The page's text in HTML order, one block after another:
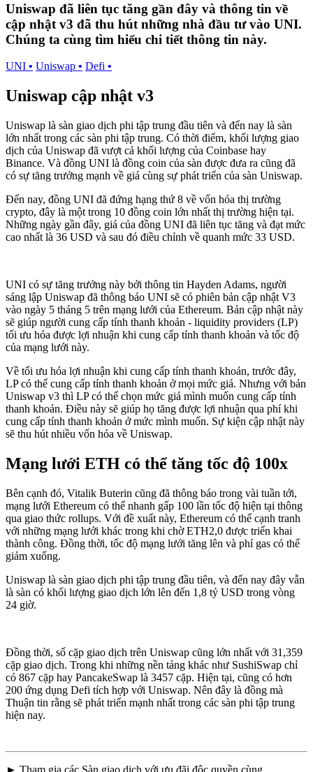
Uniswap đã liên tục tăng gần đây và thông tin về
cập nhật v3 đã thu hút những nhà đầu tư vào UNI.
Chúng ta cùng tìm hiểu chi tiết thông tin này.
UNI • Uniswap • Defi •
Uniswap cập nhật v3
Uniswap là sàn giao dịch phi tập trung đầu tiên và đến nay là sàn
lớn nhất trong các sàn phi tập trung. Có thời điểm, khối lượng giao
dịch của Uniswap đã vượt cả khối lượng của Coinbase hay
Binance. Và đồng UNI là đồng coin của sàn được đưa ra cũng đã
có sự tăng trưởng mạnh về giá cùng sự phát triển của sàn Uniswap.
Đến nay, đồng UNI đã đứng hạng thứ 8 về vốn hóa thị trường
crypto, đây là một trong 10 đồng coin lớn nhất thị trường hiện tại.
Những ngày gần đây, giá của đồng UNI đã liên tục tăng và đạt mức
cao nhất là 36 USD và sau đó điều chỉnh về quanh mức 33 USD.
UNI có sự tăng trưởng này bởi thông tin Hayden Adams, người
sáng lập Uniswap đã thông báo UNI sẽ có phiên bản cập nhật V3
vào ngày 5 tháng 5 trên mạng lưới của Ethereum. Bản cập nhật này
sẽ giúp người cung cấp tính thanh khoản - liquidity providers (LP)
tối ưu hóa được lợi nhuận khi cung cấp tính thanh khoản và tốc độ
của mạng lưới này.
Về tối ưu hóa lợi nhuận khi cung cấp tính thanh khoản, trước đây,
LP có thể cung cấp tính thanh khoản ở mọi mức giá. Nhưng với bản
Uniswap v3 thì LP có thể chọn mức giá mình muốn cung cấp tính
thanh khoản. Điều này sẽ giúp họ tăng được lợi nhuận qua phí khi
cung cấp tính thanh khoản ở mức mình muốn. Sự kiện cập nhật này
sẽ thu hút nhiều vốn hóa về Uniswap.
Mạng lưới ETH có thể tăng tốc độ 100x
Bên cạnh đó, Vitalik Buterin cũng đã thông báo trong vài tuần tới,
mạng lưới Ethereum có thể nhanh gấp 100 lần tốc độ hiện tại thông
qua giao thức rollups. Với đề xuất này, Ethereum có thể cạnh tranh
với những mạng lưới khác trong khi chờ ETH2,0 được triển khai
thành công. Đồng thời, tốc độ mạng lưới tăng lên và phí gas có thể
giảm xuống.
Uniswap là sàn giao dịch phi tập trung đầu tiên, và đến nay đây vẫn
là sàn có khối lượng giao dịch lớn lên đến 1,8 tỷ USD trong vòng
24 giờ.
Đồng thời, số cặp giao dịch trên Uniswap cũng lớn nhất với 31,359
cặp giao dịch. Trong khi những nền tảng khác như SushiSwap chỉ
có 867 cặp hay PancakeSwap là 3457 cặp. Hiện tại, cũng có hơn
200 ứng dụng Defi tích hợp với Uniswap. Nên đây là đồng mà
Thuận tin rằng sẽ phát triển mạnh nhất trong các sàn phi tập trung
hiện nay.
► Tham gia các Sàn giao dịch với ưu đãi độc quyền cùng